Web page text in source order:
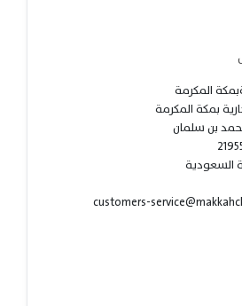
المكرمة
بمكة المكرمة
بن سلمان
السعودية
customers-